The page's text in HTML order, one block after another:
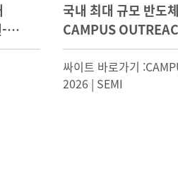
국내 최대 규모 반도
CAMPUS
싸이트 바로가기
2026 | SEMI